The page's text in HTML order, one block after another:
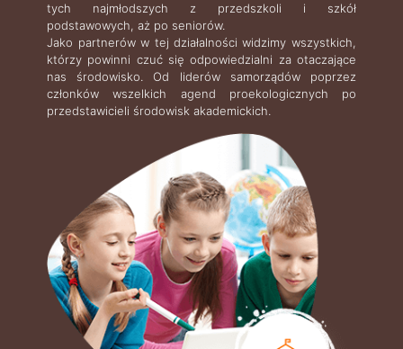
tych najmłodszych z przedszkoli i szkół
podstawowych, aż po seniorów.
Jako partnerów w tej działalności widzimy wszystkich,
którzy powinni czuć się odpowiedzialni za otaczające
nas środowisko. Od liderów samorządów poprzez
członków wszelkich agend proekologicznych po
przedstawicieli środowisk akademickich.